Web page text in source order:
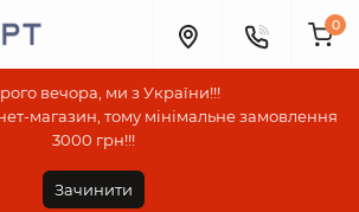
вечора, ми з України!!!
магазин, тому мінімальне замовлення
3000 грн!!!
Зачинити
0